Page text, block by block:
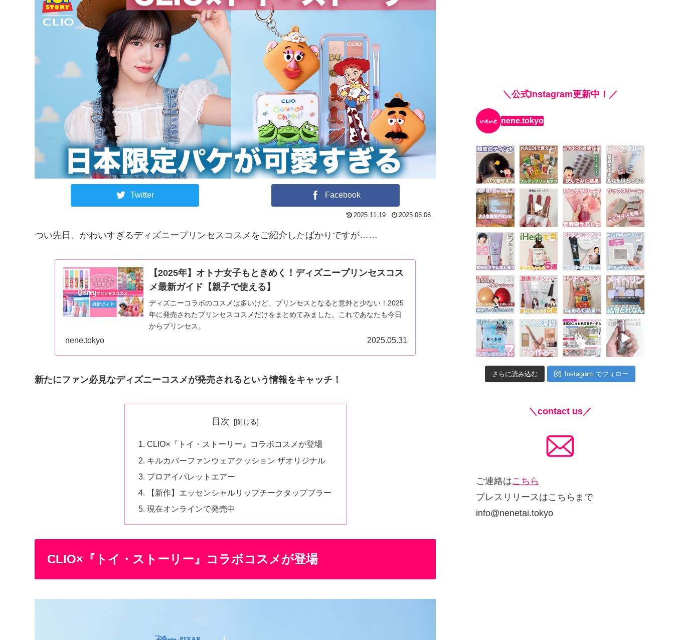
Twitter Facebook
2025.11.19 2025.06.06
つい先日、かわいすぎるディズニープリンセスコスメをご紹介したばかりですが……
【2025年】オトナ女子もときめく！ディズニープリンセスコス
メ最新ガイド【親子で使える】
ディズニーコラボのコスメは多いけど、プリンセスとなると意外と少ない！2025
年に発売されたプリンセスコスメだけをまとめてみました。これであなたも今日
からプリンセス。
nene.tokyo 2025.05.31
新たにファン必見なディズニーコスメが発売されるという情報をキャッチ！
目次
CLIO×『トイ・ストーリー』コラボコスメが登場
キルカバーファンウェアクッション ザオリジナル
プロアイパレットエアー
【新作】エッセンシャルリップチークタップブラー
現在オンラインで発売中
CLIO×『トイ・ストーリー』コラボコスメが登場
＼公式Instagram更新中！／
nene.tokyo
さらに読み込む Instagram でフォロー
＼contact us／
ご連絡はこちら
プレスリリースはこちらまで
info@nenetai.tokyo